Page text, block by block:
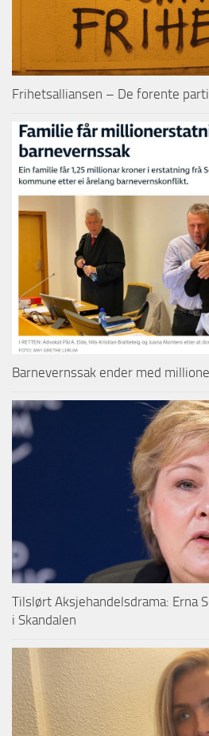
Frihetsalliansen – De forente
Barnevernssak ender med
Tilslørt Aksjehandelsdrama: Erna
i Skandalen